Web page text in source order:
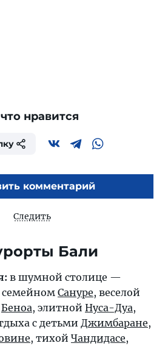
нравится
комментарий
Следить
Бали
в шумной столице —
семейном Сануре, веселой
Беноа, элитной Нуса-Дуа,
с детьми Джимбаране,
, тихой Чандидасе,